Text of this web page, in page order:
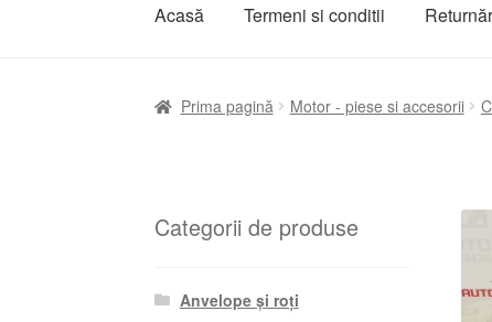
Acasă Termeni si conditii
Prima pagină Motor - piese si accesorii
Categorii de produse
Anvelope și roți